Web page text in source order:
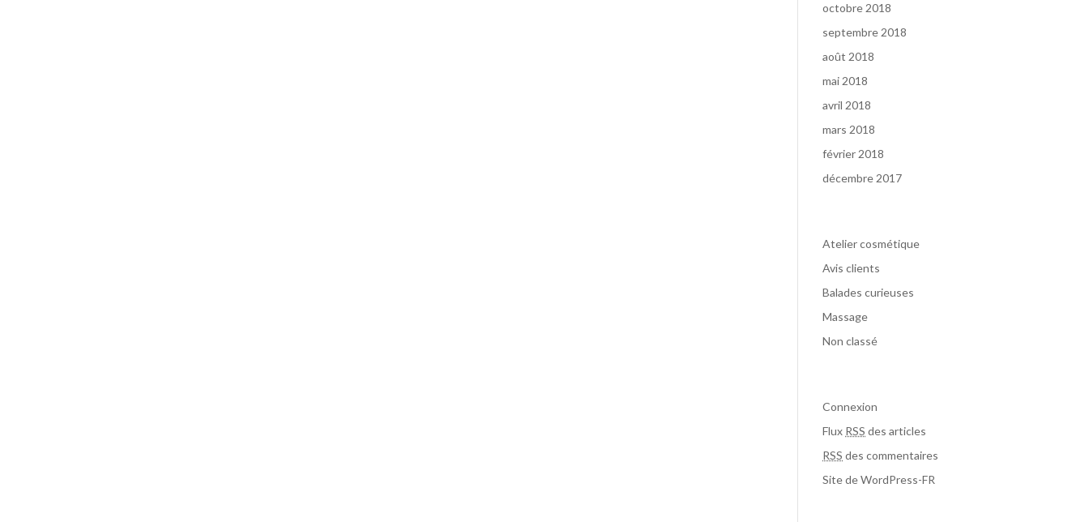
octobre 2018
septembre 2018
août 2018
mai 2018
avril 2018
mars 2018
février 2018
décembre 2017
Atelier cosmétique
Avis clients
Balades curieuses
Massage
Non classé
Connexion
Flux RSS des articles
RSS des commentaires
Site de WordPress-FR